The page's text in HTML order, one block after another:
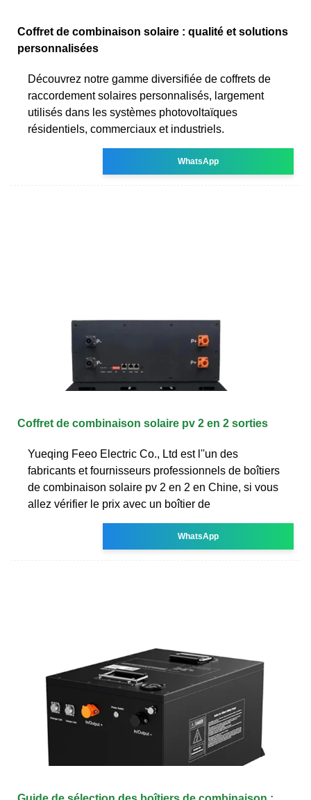
Coffret de combinaison solaire : qualité et solutions
personnalisées
Découvrez notre gamme diversifiée de coffrets de
raccordement solaires personnalisés, largement
utilisés dans les systèmes photovoltaïques
résidentiels, commerciaux et industriels.
WhatsApp
Coffret de combinaison solaire pv 2 en 2 sorties
Yueqing Feeo Electric Co., Ltd est l''un des
fabricants et fournisseurs professionnels de boîtiers
de combinaison solaire pv 2 en 2 en Chine, si vous
allez vérifier le prix avec un boîtier de
WhatsApp